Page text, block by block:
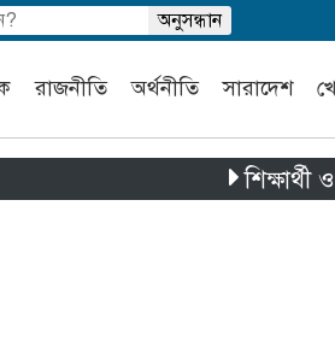
রাজনীতি অর্থনীতি সারাদেশ
শিক্ষার্থী ও